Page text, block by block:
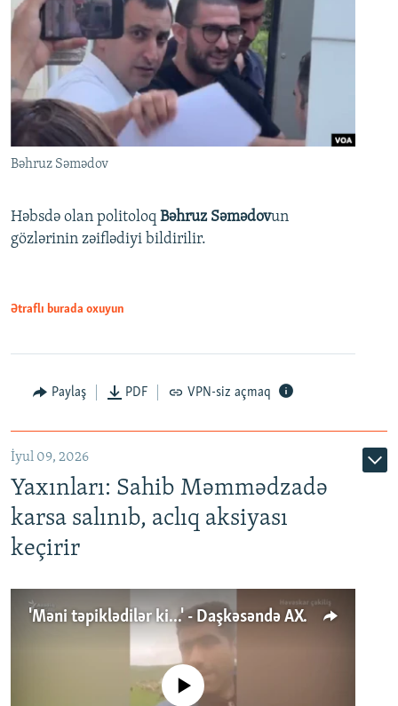
Bəhruz Səmədov
Həbsdə olan politoloq Bəhruz Səmədovun
gözlərinin zəiflədiyi bildirilir.
Ətraflı burada oxuyun
Paylaş PDF VPN-siz açmaq
İyul 09, 2026
Yaxınları: Sahib Məmmədzadə
karsa salınıb, aclıq aksiyası
keçirir
'Məni təpiklədilər ki...' - Daşkəsəndə AXCP fəalının yaxınları onun həbsinə etiraz edirlər
No media source currently available